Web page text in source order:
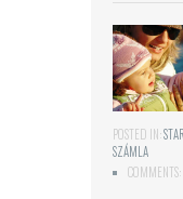
POSTED IN:
SZÁMLA
COMMENTS: